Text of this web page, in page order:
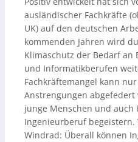
ausländischer Fachkräfte
UK) auf den deutschen
kommenden Jahren wird
Klimaschutz der Bedarf an
und Informatikberufen
Fachkräftemangel kann
Anstrengungen
junge Menschen und auch
Ingenieurberuf begeistern.
Windrad: Überall können